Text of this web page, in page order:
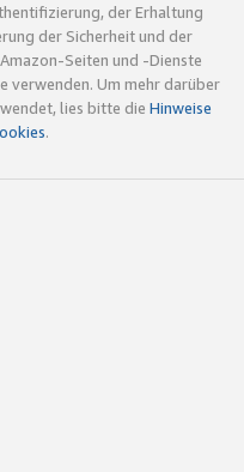
der Erhaltung
der Sicherheit und der
Seiten und -Dienste
verwenden. Um mehr darüber
lies bitte die Hinweise
.